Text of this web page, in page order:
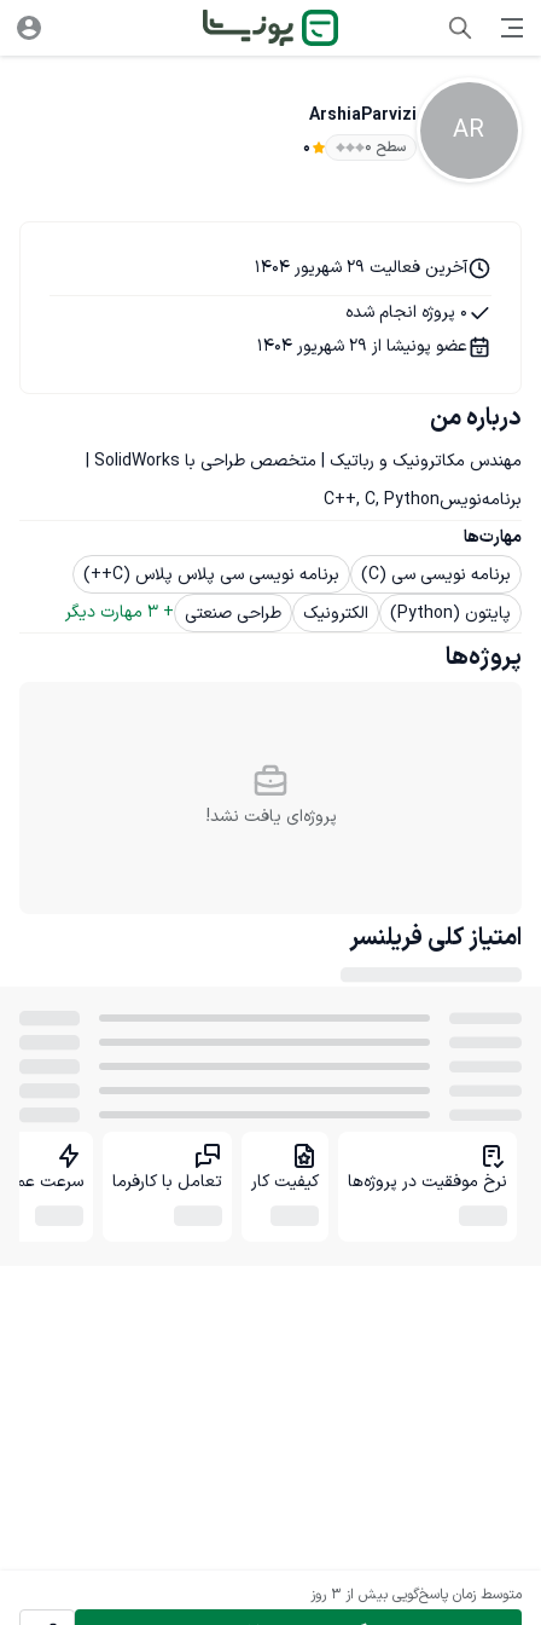
AR
ArshiaParvizi
سطح ۰ 0
متوسط زمان پاسخ‌گویی بیش از ۳ روز
درباره من
مهندس مکاترونیک و رباتیک | متخصص طراحی با SolidWorks |
برنامه‌نویسC++, C, Python
مهارت‌ها
برنامه نویسی سی (C)
برنامه نویسی سی پلاس پلاس (C++)
پایتون (Python)
الکترونیک طراحی صنعتی +
3 مهارت دیگر
آخرین فعالیت 29 شهریور 1404
0 پروژه انجام شده
عضو پونیشا از 29 شهریور 1404
پروژه‌ها
پروژه‌ای یافت نشد!
امتیاز کلی فریلنسر
نرخ موفقیت در پروژه‌ها کیفیت کار تعامل با کارفرما سرعت عمل